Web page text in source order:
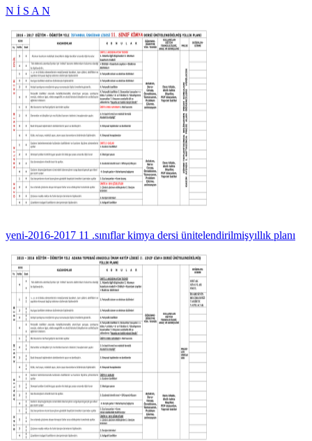
N İ S A N
yeni-2016-2017 11 .sınıflar kimya dersi ünitelendirilmişyıllık planı